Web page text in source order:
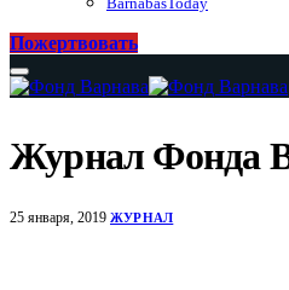
Пожертвовать
Журнал Фонда
25 января, 2019 ЖУРНАЛ